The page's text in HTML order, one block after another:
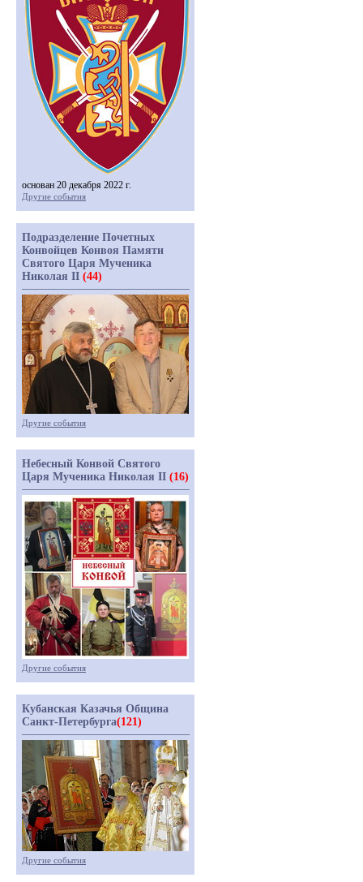
основан 20 декабря 2022 г.
Другие события
Подразделение Почетных
Конвойцев Конвоя Памяти
Святого Царя Мученика
Николая II (44)
Другие события
Небесный Конвой Святого
Царя Мученика Николая II (16)
Другие события
Кубанская Казачья Община
Санкт-Петербурга(121)
Другие события